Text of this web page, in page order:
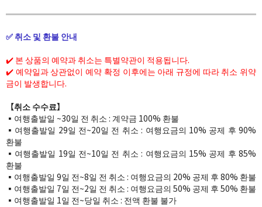
✅ 취소 및 환불 안내
✔️ 본 상품의 예약과 취소는 특별약관이 적용됩니다.
✔️ ​ 예약일과 상관없이 예약 확정 이후에는 아래 규정에 따라 취소 위약
금이 발생합니다.
【취소 수수료】
▪️여행출발일 ~30일 전 취소 : 계약금 100% 환불
▪️여행출발일 29일 전~20일 전 취소 : 여행요금의 10% 공제 후 90%
환불
▪️여행출발일 19일 전~10일 전 취소 : 여행요금의 15% 공제 후 85%
환불
▪️여행출발일 9일 전~8일 전 취소 : 여행요금의 20% 공제 후 80% 환불
▪️여행출발일 7일 전~2일 전 취소 : 여행요금의 50% 공제 후 50% 환불​
▪️여행출발일 1일 전~당일 취소 : 전액 환불 불가​​​